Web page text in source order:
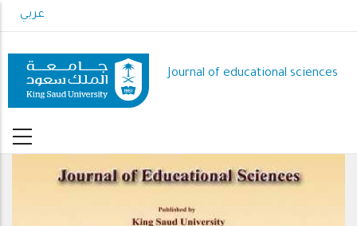
to
content
عربي
Journal of educational sciences